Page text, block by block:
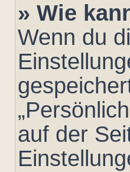
» Wie
Wenn du
auf der